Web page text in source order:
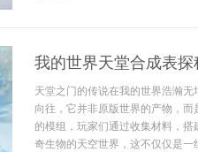
我的世界天堂合成表
天堂之门的传说在我的世界浩瀚
向往，它并非原版世界的产物，
的模组，玩家们通过收集材料，
奇生物的天空世界，这不仅仅是